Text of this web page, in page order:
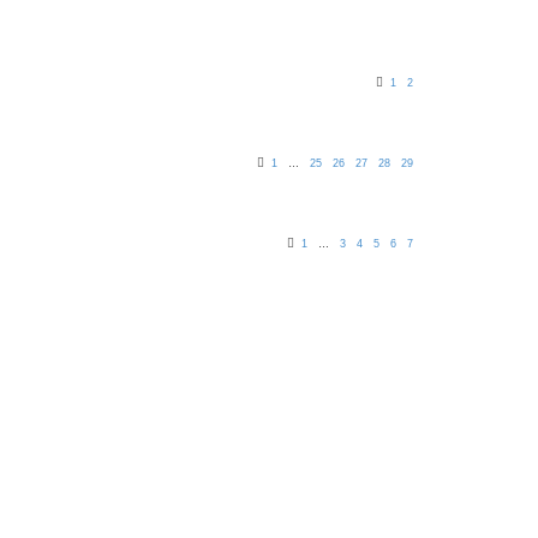
1 2
1 … 25 26 27 28 29
1 … 3 4 5 6 7